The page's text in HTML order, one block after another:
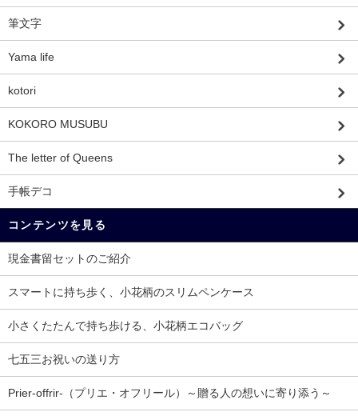
筆文字
Yama life
kotori
KOKORO MUSUBU
The letter of Queens
手帳デコ
コンテンツを見る
現金書留セットのご紹介
スマートに持ち歩く、小花柄のスリムペンケース
小さくたたんで持ち歩ける、小花柄エコバッグ
七五三お祝いの送り方
Prier-offrir-（プリエ・オフリール）～贈る人の想いに寄り添う～